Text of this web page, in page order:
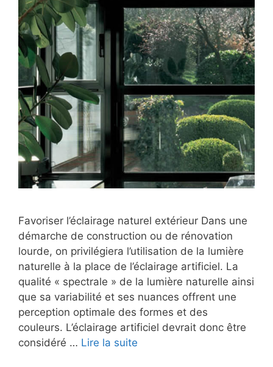
Favoriser l’éclairage naturel extérieur Dans une
démarche de construction ou de rénovation
lourde, on privilégiera l’utilisation de la lumière
naturelle à la place de l’éclairage artificiel. La
qualité « spectrale » de la lumière naturelle ainsi
que sa variabilité et ses nuances offrent une
perception optimale des formes et des
couleurs. L’éclairage artificiel devrait donc être
considéré … Lire la suite